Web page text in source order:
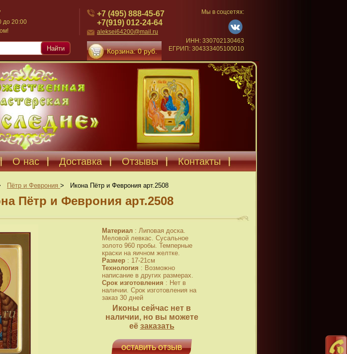
до 20:00
+7 (495) 888-45-67
+7(919) 012-24-64
aleksei64200@mail.ru
Корзина: 0 руб.
Мы в соцсетях:
ИНН: 330702130463
ЕГРИП: 304333405100010
Найти
О нас Доставка Отзывы Контакты
Пётр и Феврония > Икона Пётр и Феврония арт.2508
Пётр и Феврония арт.2508
Материал : Липовая доска.
Меловой левкас. Сусальное
золото 960 пробы. Темперные
краски на яичном желтке.
Размер : 17-21см
Технология : Возможно
написание в других размерах.
Срок изготовления : Нет в
наличии. Срок изготовления на
заказ 30 дней
Иконы сейчас нет в
наличии, но вы можете
её заказать
ОСТАВИТЬ ОТЗЫВ